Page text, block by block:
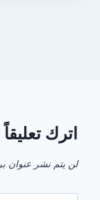
اترك تعليقاً
لن يتم نشر عنوان